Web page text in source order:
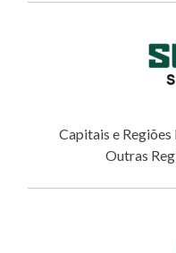
Capitais e
Outras